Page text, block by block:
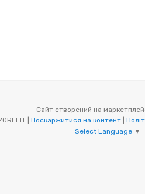
Сайт створений на
Поскаржитися на контент
Select Language ▼